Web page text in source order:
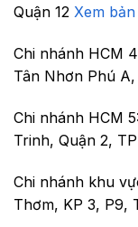
Quận 12 Xem
Chi nhánh HCM
Tân Nhơn Phú
Chi nhánh HCM 5:
Trinh, Quận 2,
Chi nhánh khu
Thơm, KP 3, P9,